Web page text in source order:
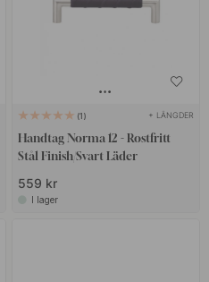
1 + LÄNGDER
Handtag Norma 12 - Rostfritt
Stål Finish/Svart Läder
559 kr
I lager